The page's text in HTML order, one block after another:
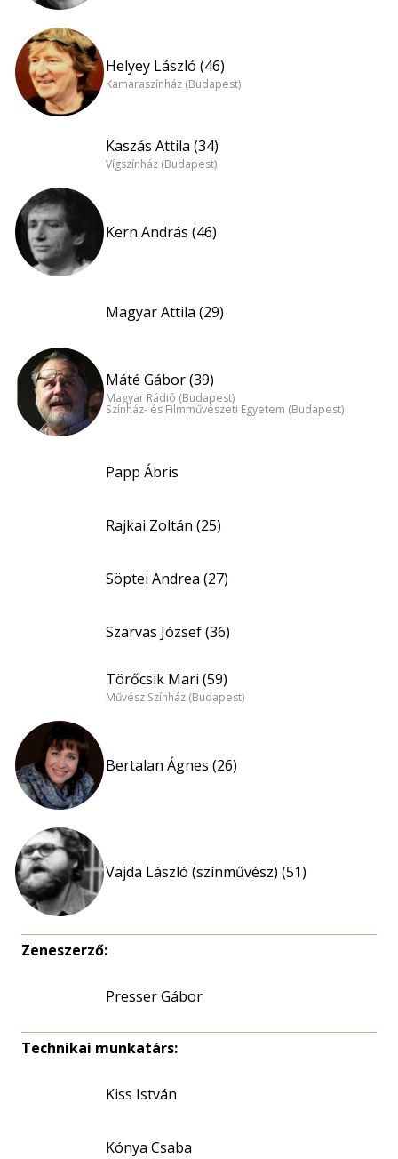
Helyey László (46)
Kamaraszínház (Budapest)
Kaszás Attila (34)
Vígszínház (Budapest)
Kern András (46)
Magyar Attila (29)
Máté Gábor (39)
Magyar Rádió (Budapest)
Színház- és Filmművészeti Egyetem (Budapest)
Papp Ábris
Rajkai Zoltán (25)
Söptei Andrea (27)
Szarvas József (36)
Törőcsik Mari (59)
Művész Színház (Budapest)
Bertalan Ágnes (26)
Vajda László (színművész) (51)
Zeneszerző:
Presser Gábor
Technikai munkatárs:
Kiss István
Kónya Csaba